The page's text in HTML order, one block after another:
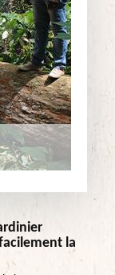
la